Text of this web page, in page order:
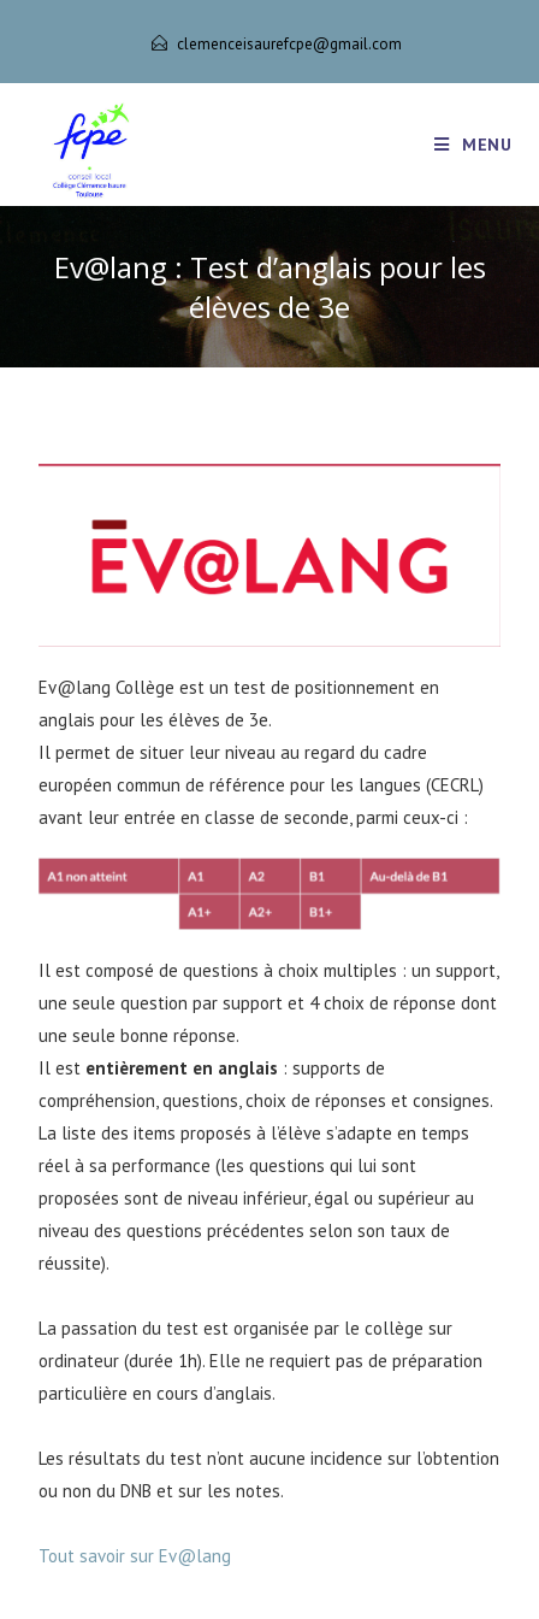
clemenceisaurefcpe@gmail.com
MENU
Ev@lang : Test d’anglais pour les
élèves de 3e
Ev@lang Collège est un test de positionnement en
anglais pour les élèves de 3e.
Il permet de situer leur niveau au regard du cadre
européen commun de référence pour les langues (CECRL)
avant leur entrée en classe de seconde, parmi ceux-ci :
Il est composé de questions à choix multiples : un support,
une seule question par support et 4 choix de réponse dont
une seule bonne réponse.
Il est entièrement en anglais : supports de
compréhension, questions, choix de réponses et consignes.
La liste des items proposés à l’élève s’adapte en temps
réel à sa performance (les questions qui lui sont
proposées sont de niveau inférieur, égal ou supérieur au
niveau des questions précédentes selon son taux de
réussite).
La passation du test est organisée par le collège sur
ordinateur (durée 1h). Elle ne requiert pas de préparation
particulière en cours d’anglais.
Les résultats du test n’ont aucune incidence sur l’obtention
ou non du DNB et sur les notes.
Tout savoir sur Ev@lang